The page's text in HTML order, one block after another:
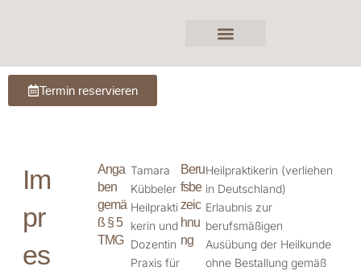
Termin reservieren
Im
pr
es
Anga
ben
gemä
ß § 5
TMG
Tamara
Kübbeler
Heilprakti
kerin und
Dozentin
Praxis für
Beru
fsbe
zeic
hnu
ng
Heilpraktikerin (verliehen
in Deutschland)
Erlaubnis zur
berufsmäßigen
Ausübung der Heilkunde
ohne Bestallung gemäß